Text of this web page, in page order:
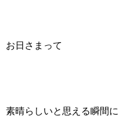
お日さまって
素晴らしいと思える瞬間に